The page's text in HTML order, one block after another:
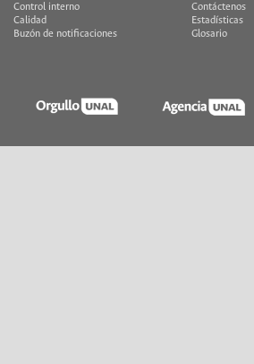
Control interno
Calidad
Buzón de notificaciones
Contáctenos
Estadísticas
Glosario